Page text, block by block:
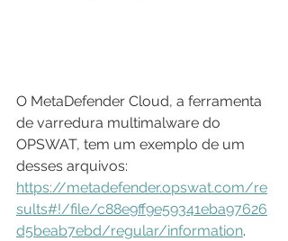
O MetaDefender Cloud, a ferramenta
de varredura multimalware do
OPSWAT, tem um exemplo de um
desses arquivos:
https://metadefender.opswat.com/re
sults#!/file/c88e9ff9e59341eba97626
d5beab7ebd/regular/information.